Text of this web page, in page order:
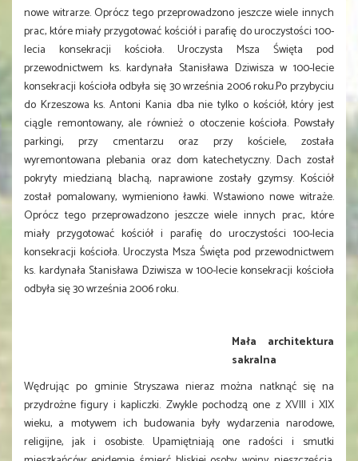
nowe witrarze. Oprócz tego przeprowadzono jeszcze wiele innych
prac, które miały przygotować kościół i parafię do uroczystości 100-
lecia konsekracji kościoła. Uroczysta Msza Święta pod
przewodnictwem ks. kardynała Stanisława Dziwisza w 100-lecie
konsekracji kościoła odbyła się 30 września 2006 roku.Po przybyciu
do Krzeszowa ks. Antoni Kania dba nie tylko o kościół, który jest
ciągle remontowany, ale również o otoczenie kościoła. Powstały
parkingi, przy cmentarzu oraz przy kościele, została
wyremontowana plebania oraz dom katechetyczny. Dach został
pokryty miedzianą blachą, naprawione zostały gzymsy. Kościół
został pomalowany, wymieniono ławki. Wstawiono nowe witraże.
Oprócz tego przeprowadzono jeszcze wiele innych prac, które
miały przygotować kościół i parafię do uroczystości 100-lecia
konsekracji kościoła. Uroczysta Msza Święta pod przewodnictwem
ks. kardynała Stanisława Dziwisza w 100-lecie konsekracji kościoła
odbyła się 30 września 2006 roku.
Mała architektura
sakralna
Wędrując po gminie Stryszawa nieraz można natknąć się na
przydrożne figury i kapliczki. Zwykle pochodzą one zXVIII i XIX
wieku, a motywem ich budowania były wydarzenia narodowe,
religijne, jak i osobiste. Upamiętniają one radości i smutki